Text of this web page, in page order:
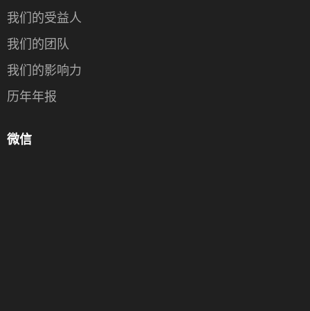
我们的受益人
我们的团队
我们的影响力
历年年报
微信